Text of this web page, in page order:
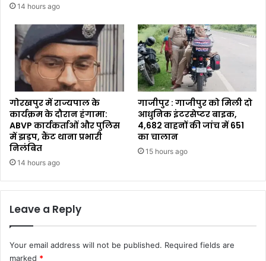
14 hours ago
गोरखपुर में राज्यपाल के
कार्यक्रम के दौरान हंगामा:
ABVP कार्यकर्ताओं और पुलिस
में झड़प, कैंट थाना प्रभारी
निलंबित
14 hours ago
गाजीपुर : गाजीपुर को मिली दो
आधुनिक इंटरसेप्टर बाइक,
4,682 वाहनों की जांच में 651
का चालान
15 hours ago
Leave a Reply
Your email address will not be published. Required fields are
marked *